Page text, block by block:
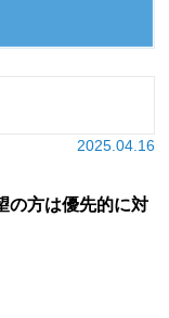
2025.04.16
の方は優先的に対